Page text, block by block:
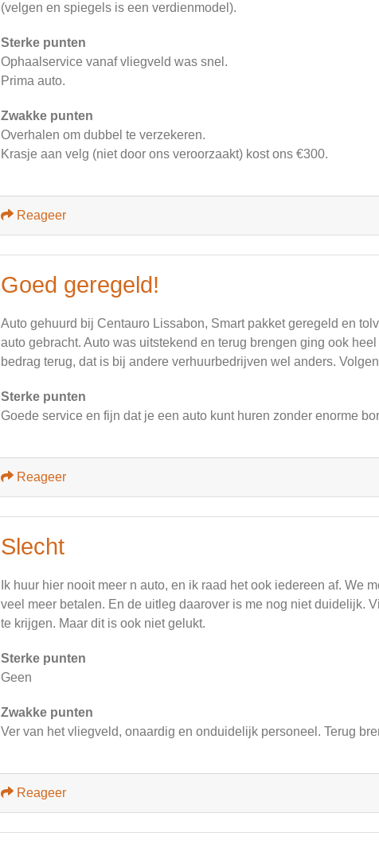
(velgen en spiegels is een verdienmodel).
Sterke punten
Ophaalservice vanaf vliegveld was snel.
Prima auto.
Zwakke punten
Overhalen om dubbel te verzekeren.
Krasje aan velg (niet door ons veroorzaakt) kost ons €300.
Reageer
Goed geregeld!
Auto gehuurd bij Centauro Lissabon, Smart pakket geregeld en
auto gebracht. Auto was uitstekend en terug brengen ging ook
bedrag terug, dat is bij andere verhuurbedrijven wel anders.
Sterke punten
Goede service en fijn dat je een auto kunt huren zonder enorme
Reageer
Slecht
Ik huur hier nooit meer n auto, en ik raad het ook iedereen af. We
veel meer betalen. En de uitleg daarover is me nog niet duidelijk.
te krijgen. Maar dit is ook niet gelukt.
Sterke punten
Geen
Zwakke punten
Ver van het vliegveld, onaardig en onduidelijk personeel. Terug
Reageer